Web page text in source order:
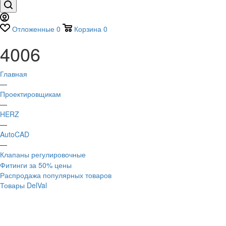
Отложенные 0 Корзина 0
4006
Главная
—
Проектировщикам
—
HERZ
—
AutoCAD
—
Клапаны регулировочные
Фитинги за 50% цены
Распродажа популярных товаров
Товары DelVal